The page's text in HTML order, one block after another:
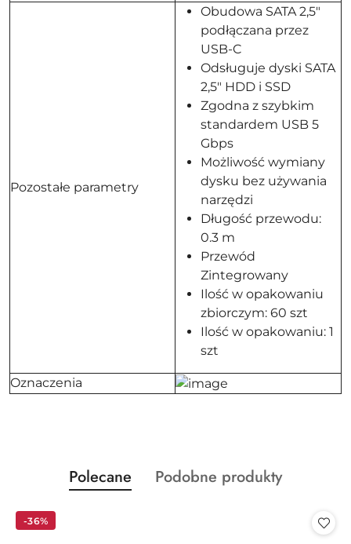
Pozostałe parametry
Obudowa SATA 2,5"
podłączana przez
USB-C
Odsługuje dyski SATA
2,5" HDD i SSD
Zgodna z szybkim
standardem USB 5
Gbps
Możliwość wymiany
dysku bez używania
narzędzi
Długość przewodu:
0.3 m
Przewód
Zintegrowany
Ilość w opakowaniu
zbiorczym: 60 szt
Ilość w opakowaniu: 1
szt
Oznaczenia
Pomiń karuzelę produktów
Produkty
o
Polecane
Produkty
Podobne produkty
-36%